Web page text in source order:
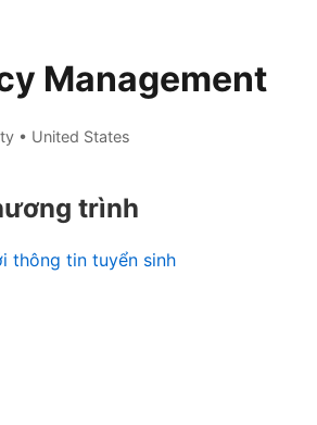
Management
• United States
trình
thông tin tuyển sinh